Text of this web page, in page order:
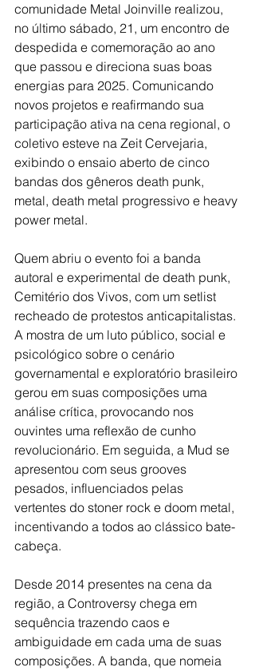
comunidade Metal Joinville realizou,
no último sábado, 21, um encontro de
despedida e comemoração ao ano
que passou e direciona suas boas
energias para 2025. Comunicando
novos projetos e reafirmando sua
participação ativa na cena regional, o
coletivo esteve na Zeit Cervejaria,
exibindo o ensaio aberto de cinco
bandas dos gêneros death punk,
metal, death metal progressivo e heavy
power metal.
Quem abriu o evento foi a banda
autoral e experimental de death punk,
Cemitério dos Vivos, com um setlist
recheado de protestos anticapitalistas.
A mostra de um luto público, social e
psicológico sobre o cenário
governamental e exploratório brasileiro
gerou em suas composições uma
análise crítica, provocando nos
ouvintes uma reflexão de cunho
revolucionário. Em seguida, a Mud se
apresentou com seus grooves
pesados, influenciados pelas
vertentes do stoner rock e doom metal,
incentivando a todos ao clássico bate-
cabeça.
Desde 2014 presentes na cena da
região, a Controversy chega em
sequência trazendo caos e
ambiguidade em cada uma de suas
composições. A banda, que nomeia